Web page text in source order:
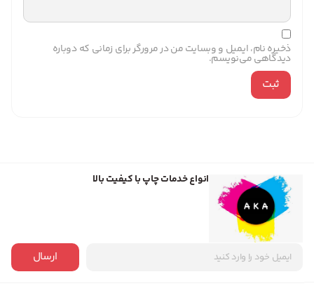
ذخیره نام، ایمیل و وبسایت من در مرورگر برای زمانی که دوباره
دیدگاهی می‌نویسم.
انواع خدمات چاپ با کیفیت بالا
ارسال